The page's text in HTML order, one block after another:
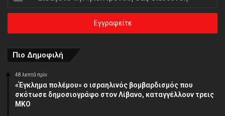
την
ηλεκτρονική
διεύθυνση
Πιο Δημοφιλή
48 λεπτά πρίν
«Έγκλημα πολέμου» ο ισραηλινός βομβαρδισμός που
σκότωσε δημοσιογράφο στον Λίβανο, καταγγέλλουν τρεις
ΜΚΟ